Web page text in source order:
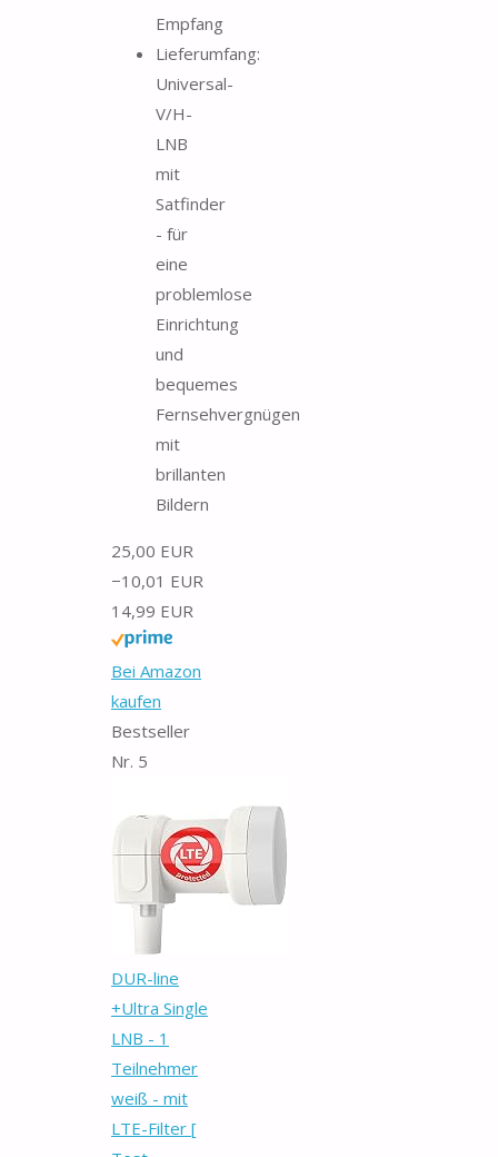
Empfang
Lieferumfang:
Universal-
V/H-
LNB
mit
Satfinder
- für
eine
problemlose
Einrichtung
und
bequemes
Fernsehvergnügen
mit
brillanten
Bildern
25,00 EUR
−10,01 EUR
14,99 EUR
Bei Amazon
kaufen
Bestseller
Nr. 5
DUR-line
+Ultra Single
LNB - 1
Teilnehmer
weiß - mit
LTE-Filter [